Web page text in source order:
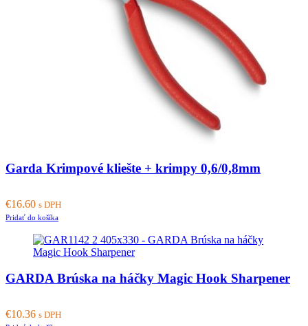
Garda Krimpové kliešte + krimpy 0,6/0,8mm
€16.60 s DPH
Pridať do košíka
GARDA Brúska na háčky Magic Hook Sharpener
€10.36 s DPH